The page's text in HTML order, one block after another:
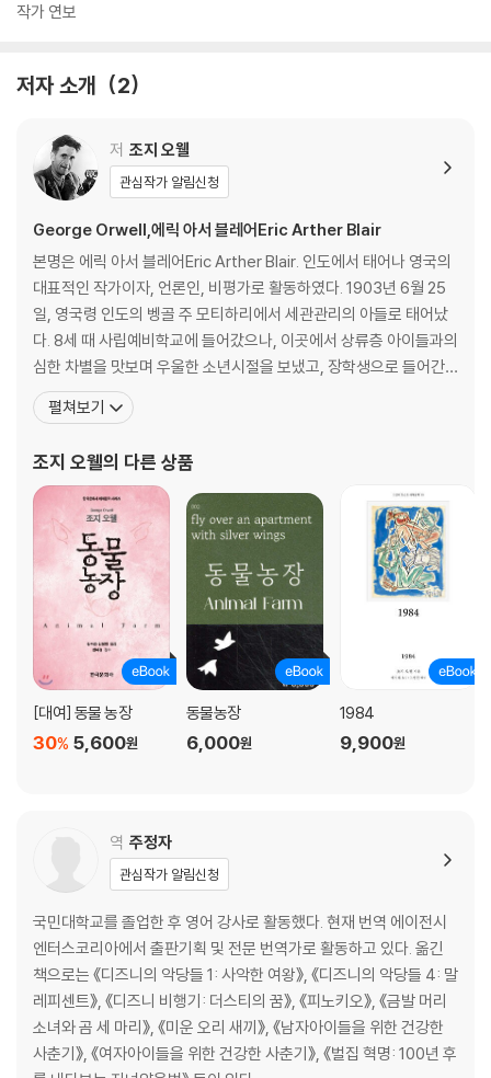
작가 연보
저자 소개 2
저 조지 오웰
관심작가 알림신청
George Orwell,에릭 아서 블레어Eric Arther Blair
본명은 에릭 아서 블레어Eric Arther Blair. 인도에서 태어나 영국의
대표적인 작가이자, 언론인, 비평가로 활동하였다. 1903년 6월 25
일, 영국령 인도의 벵골 주 모티하리에서 세관관리의 아들로 태어났
다. 8세 때 사립예비학교에 들어갔으나, 이곳에서 상류층 아이들과의
심한 차별을 맛보며 우울한 소년시절을 보냈고, 장학생으로 들어간
이튼교에서의 학창시절 역시 계급 차이를 뼈저리게 실감하는 계기가
되었다. 졸업 후 대학 진학을 포기하고 1922년부터 5년간 미얀마에
행을 두 눈으로 목격한 그는 자신의 직업에
펼쳐보기
조지 오웰의 다른 상품
[대여] 동물 농장
5,600원
30%
동물농장
6,000원
1984
9,900원
역 주정자
관심작가 알림신청
국민대학교를 졸업한 후 영어 강사로 활동했다. 현재 번역 에이전시
엔터스코리아에서 출판기획 및 전문 번역가로 활동하고 있다. 옮긴
책으로는 《디즈니의 악당들 1: 사악한 여왕》, 《디즈니의 악당들 4: 말
레피센트》, 《디즈니 비행기: 더스티의 꿈》, 《피노키오》, 《금발 머리
소녀와 곰 세 마리》, 《미운 오리 새끼》, 《남자아이들을 위한 건강한
사춘기》, 《여자아이들을 위한 건강한 사춘기》, 《벌집 혁명: 100년 후